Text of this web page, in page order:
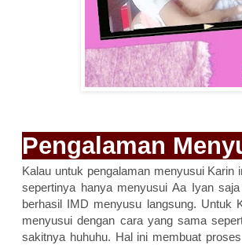
Pengalaman
Kalau untuk pengalaman menyusui
sepertinya hanya menyusui Aa Iyan
berhasil IMD menyusu langsung. Untuk
menyusui dengan cara yang sama
sakitnya huhuhu. Hal ini membuat